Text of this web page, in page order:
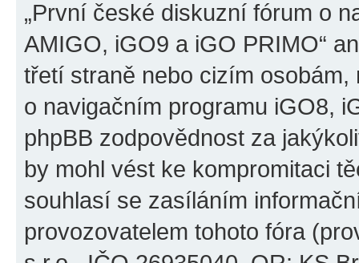
„První české diskuzní fórum o
AMIGO, iGO9 a iGO PRIMO“
třetí straně nebo cizím
o navigačním programu iGO8,
phpBB zodpovědnost za
by mohl vést ke kompromitaci
souhlasí se zasíláním
provozovatelem tohoto fóra